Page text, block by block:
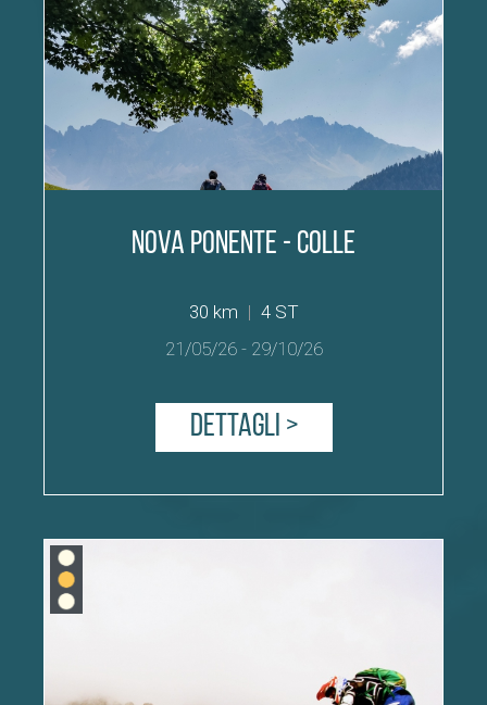
Nova Ponente - Colle
30 km | 4 ST
21/05/26- 29/10/26
Dettagli >